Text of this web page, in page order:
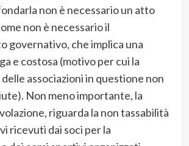
non è necessario un atto
non è necessario il
governativo, che implica una
e costosa (motivo per cui la
associazioni in questione non
Non meno importante, la
riguarda la non tassabilità
ricevuti dai soci per la